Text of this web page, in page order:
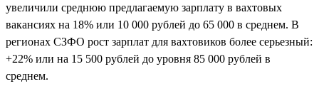
увеличили среднюю предлагаемую зарплату в вахтовых
вакансиях на 18% или 10 000 рублей до 65 000 в среднем. В
регионах СЗФО рост зарплат для вахтовиков более серьезный:
+22% или на 15 500 рублей до уровня 85 000 рублей в
среднем.